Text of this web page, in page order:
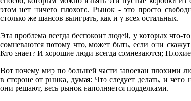
этом нет ничего плохого. Рынок - это просто
столько же шансов выиграть, как и у всех остальных.
Эта проблема всегда беспокоит людей, у которых что-
сомневаются потому что, может быть, если они
Кто знает? И хорошие люди всегда сомневаются;
Вот почему мир по большей части завоеван плохими
в стороне от рынка, думая: Что следует делать, и чего
они решают, весь рынок наполняется подделками.